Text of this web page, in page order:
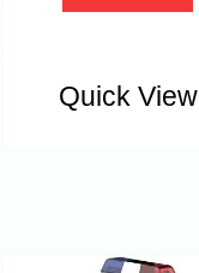
Quick View